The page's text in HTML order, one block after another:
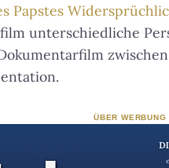
Papstes
unterschiedliche
ÜBER